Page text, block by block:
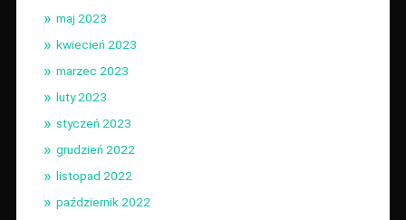
maj 2023
kwiecień 2023
marzec 2023
luty 2023
styczeń 2023
grudzień 2022
listopad 2022
październik 2022